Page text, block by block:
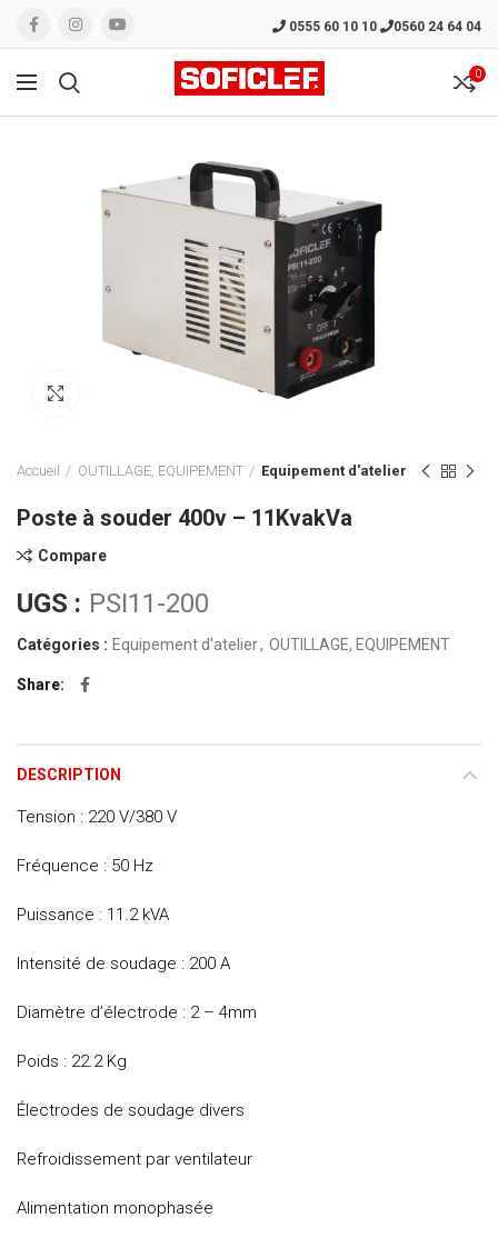
0555 60 10 10 0560 24 64 04
0
Accueil OUTILLAGE, EQUIPEMENT Equipement d'atelier
Poste à souder 400v – 11KvakVa
Compare
UGS : PSI11-200
Catégories : Equipement d'atelier, OUTILLAGE, EQUIPEMENT
Share
DESCRIPTION
Tension : 220 V/380 V
Fréquence : 50 Hz
Puissance : 11.2 kVA
Intensité de soudage : 200 A
Diamètre d’électrode : 2 – 4mm
Poids : 22.2 Kg
Électrodes de soudage divers
Refroidissement par ventilateur
Alimentation monophasée